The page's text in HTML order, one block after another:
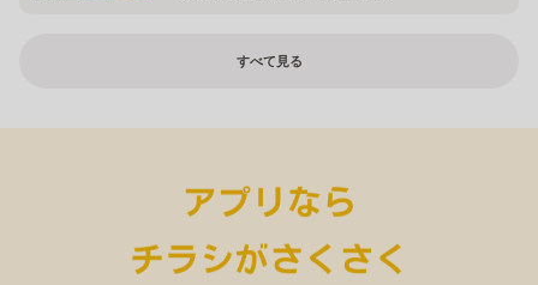
すべて見る